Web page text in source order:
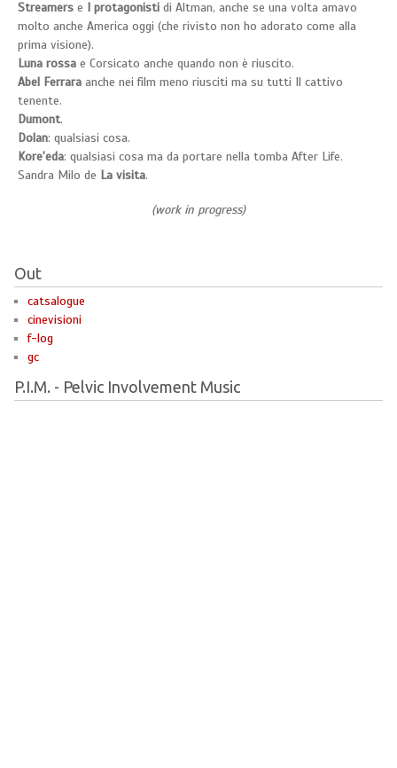
Streamers e I protagonisti di Altman, anche se una volta amavo
molto anche America oggi (che rivisto non ho adorato come alla
prima visione).
Luna rossa e Corsicato anche quando non è riuscito.
Abel Ferrara anche nei film meno riusciti ma su tutti Il cattivo
tenente.
Dumont.
Dolan: qualsiasi cosa.
Kore'eda: qualsiasi cosa ma da portare nella tomba After Life.
Sandra Milo de La visita.
(work in progress)
Out
catsalogue
cinevisioni
f-log
gc
P.I.M. - Pelvic Involvement Music